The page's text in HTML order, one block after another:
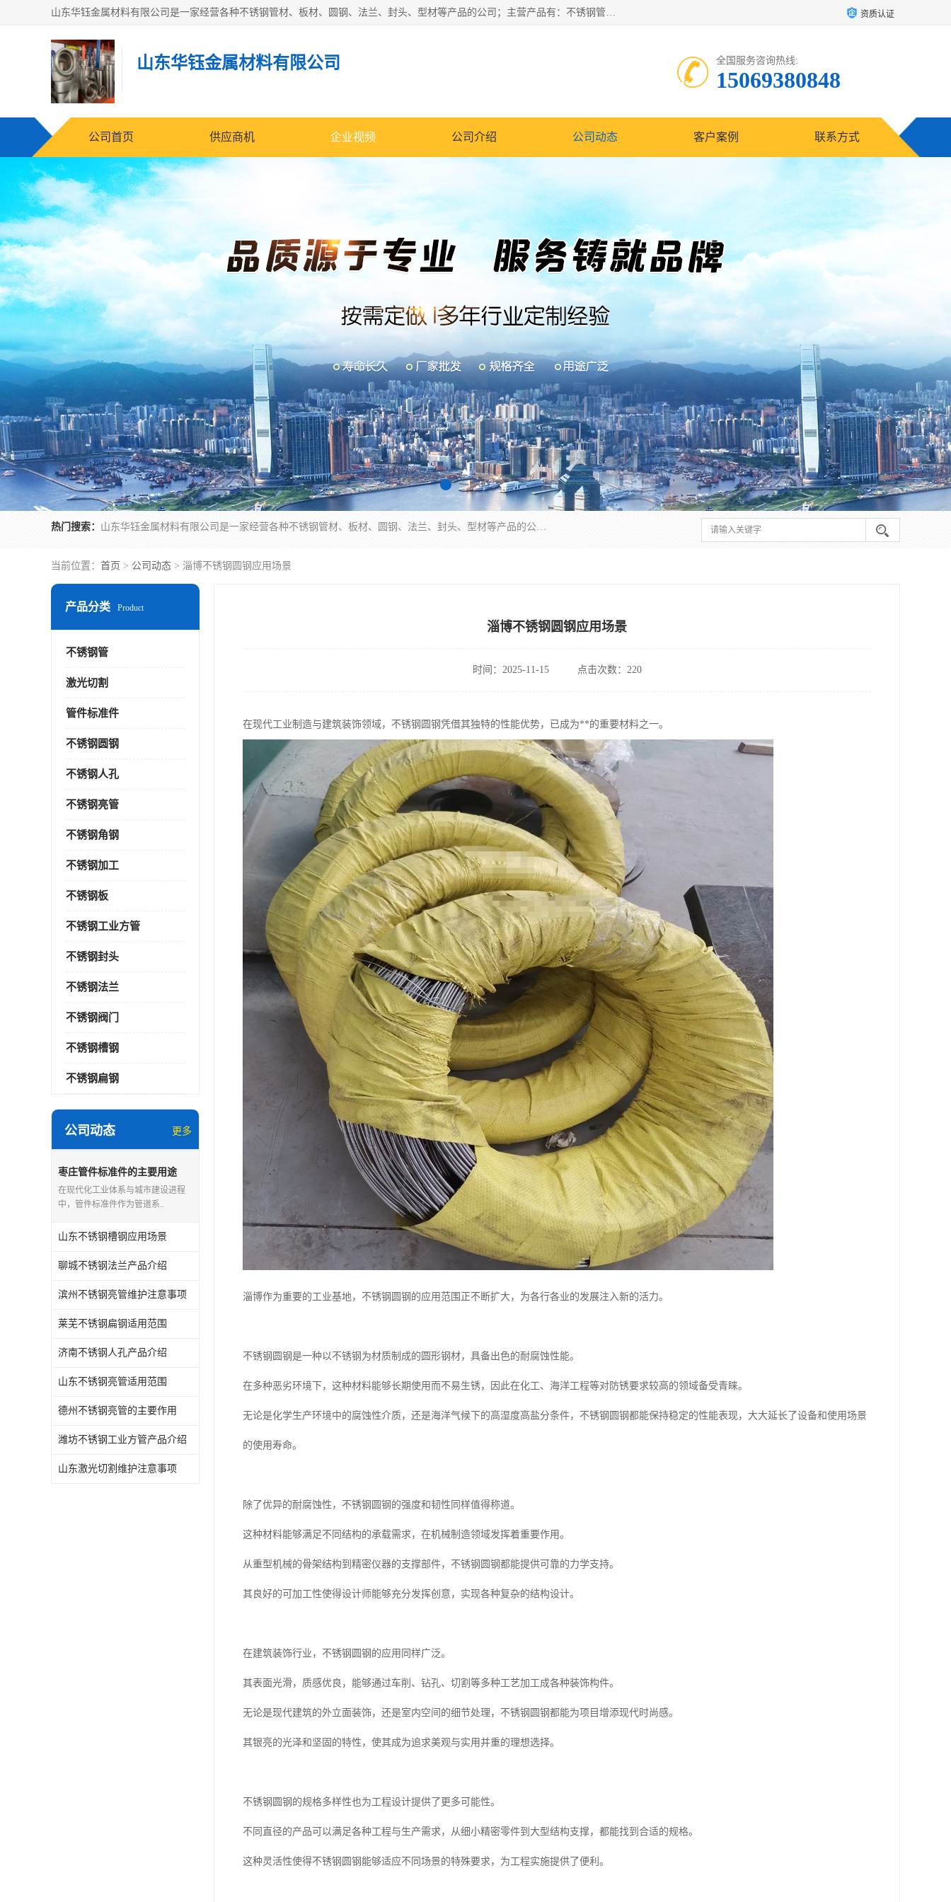
山东华钰金属材料有限公司是一家经营各种不锈钢管材、板材、圆钢、法兰、封头、型材等产品的公司；主营产品有：不锈钢管，激光切割，管件标准件，不锈钢圆钢，不锈钢人孔，不锈钢亮管，不锈钢角钢，不锈钢加工，不锈钢管子，不锈钢工业方管，不锈钢封头，不锈钢法兰，不锈钢阀门，不锈钢槽钢，不锈钢扁钢，不锈钢板等；可为客户制作各种规格的型材及不锈钢配件、非标准件及各种容器具等，能满足客户的不同采购要求。 资质认证
山东华钰金属材料有限公司 全国服务咨询热线:
15069380848
公司首页 供应商机 企业视频 公司介绍 公司动态 客户案例 联系方式
热门搜索： 山东华钰金属材料有限公司是一家经营各种不锈钢管材、板材、圆钢、法兰、封头、型材等产品的公司；主营产品有：不锈钢管，激光切割，管件标准件，不锈钢圆钢，不锈钢人孔，不锈钢亮管，不锈钢角钢，不锈钢加工，不锈钢管子，不锈钢工业方管，不锈钢封头，不锈钢法兰，不锈钢阀门，不锈钢槽钢，不锈钢扁钢，不锈钢板等；可为客户制作各种规格的型材及不锈钢配件、非标准件及各种容器具等，能满足客户的不同采购要求。
当前位置： 首页 > 公司动态 > 淄博不锈钢圆钢应用场景
产品分类 Product
不锈钢管
激光切割
管件标准件
不锈钢圆钢
不锈钢人孔
不锈钢亮管
不锈钢角钢
不锈钢加工
不锈钢板
不锈钢工业方管
不锈钢封头
不锈钢法兰
不锈钢阀门
不锈钢槽钢
不锈钢扁钢
公司动态 更多
枣庄管件标准件的主要用途
在现代化工业体系与城市建设进程
中，管件标准件作为管道系..
山东不锈钢槽钢应用场景
聊城不锈钢法兰产品介绍
滨州不锈钢亮管维护注意事项
莱芜不锈钢扁钢适用范围
济南不锈钢人孔产品介绍
山东不锈钢亮管适用范围
德州不锈钢亮管的主要作用
潍坊不锈钢工业方管产品介绍
山东激光切割维护注意事项
淄博不锈钢圆钢应用场景
时间：2025-11-15 点击次数：220
在现代工业制造与建筑装饰领域，不锈钢圆钢凭借其独特的性能优势，已成为**的重要材料之一。
淄博作为重要的工业基地，不锈钢圆钢的应用范围正不断扩大，为各行各业的发展注入新的活力。
不锈钢圆钢是一种以不锈钢为材质制成的圆形钢材，具备出色的耐腐蚀性能。
在多种恶劣环境下，这种材料能够长期使用而不易生锈，因此在化工、海洋工程等对防锈要求较高的领域备受青睐。
无论是化学生产环境中的腐蚀性介质，还是海洋气候下的高湿度高盐分条件，不锈钢圆钢都能保持稳定的性能表现，大大延长了设备和使用场景
的使用寿命。
除了优异的耐腐蚀性，不锈钢圆钢的强度和韧性同样值得称道。
这种材料能够满足不同结构的承载需求，在机械制造领域发挥着重要作用。
从重型机械的骨架结构到精密仪器的支撑部件，不锈钢圆钢都能提供可靠的力学支持。
其良好的可加工性使得设计师能够充分发挥创意，实现各种复杂的结构设计。
在建筑装饰行业，不锈钢圆钢的应用同样广泛。
其表面光滑，质感优良，能够通过车削、钻孔、切割等多种工艺加工成各种装饰构件。
无论是现代建筑的外立面装饰，还是室内空间的细节处理，不锈钢圆钢都能为项目增添现代时尚感。
其银亮的光泽和坚固的特性，使其成为追求美观与实用并重的理想选择。
不锈钢圆钢的规格多样性也为工程设计提供了更多可能性。
不同直径的产品可以满足各种工程与生产需求，从细小精密零件到大型结构支撑，都能找到合适的规格。
这种灵活性使得不锈钢圆钢能够适应不同场景的特殊要求，为工程实施提供了便利。